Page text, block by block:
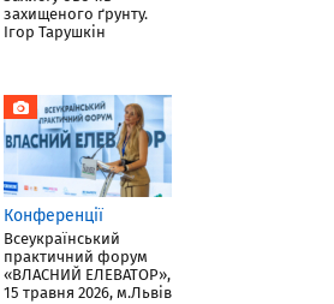
захищеного ґрунту.
Ігор Тарушкін
Конференції
Всеукраїнський
практичний форум
«ВЛАСНИЙ ЕЛЕВАТОР»,
15 травня 2026, м.Львів